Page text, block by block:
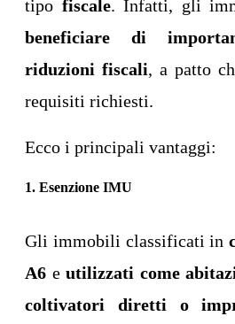
tipo fiscale. Infatti, gli
beneficiare di
riduzioni fiscali, a patto
requisiti richiesti.
Ecco i principali vantaggi:
1. Esenzione IMU
Gli immobili classificati in
A6 e utilizzati come
coltivatori diretti o